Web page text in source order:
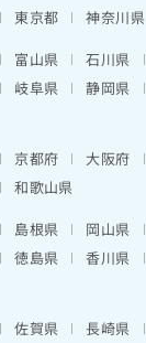
東京都 神奈川県
富山県 石川県
岐阜県 静岡県
京都府 大阪府
和歌山県
島根県 岡山県
徳島県 香川県
佐賀県 長崎県